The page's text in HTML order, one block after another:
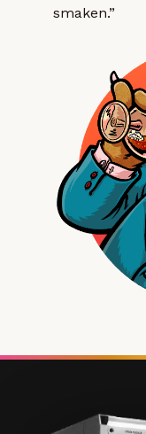
smaken.”